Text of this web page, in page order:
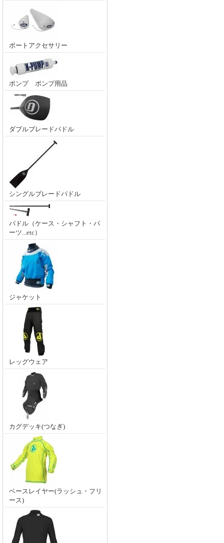
ボートアクセサリー
ポンプ ポンプ用品
ダブルブレードパドル
シングルブレードパドル
パドル（ケース・シャフト・パ
ーツ...etc）
ジャケット
レッグウェア
カグデッキ(つなぎ)
ベースレイヤー(ラッシュ・フリ
ース)